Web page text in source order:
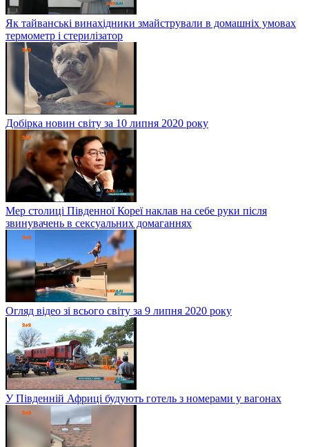
Як тайванські винахідники змайстрували в домашніх умовах
термометр і стерилізатор
Добірка новин світу за 10 липня 2020 року
Мер столиці Південної Кореї наклав на себе руки після
звинувачень в сексуальних домаганнях
Огляд відео зі всього світу за 9 липня 2020 року
У Південній Африці будують готель з номерами у вагонах